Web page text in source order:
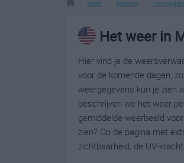
weer landen
Het weer in
Hier vind je de
voor de komende dagen,
weergegevens kun je zien
beschrijven we het weer
gemiddelde weerbeeld
zien? Op de pagina met
zichtbaarheid, de UV-